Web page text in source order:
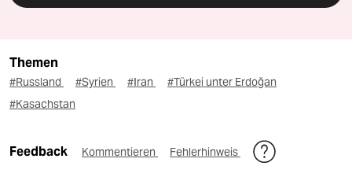
Themen
#Russland #Syrien #Iran
#Türkei unter Erdoğan
#Kasachstan
Feedback Kommentieren Fehlerhinweis